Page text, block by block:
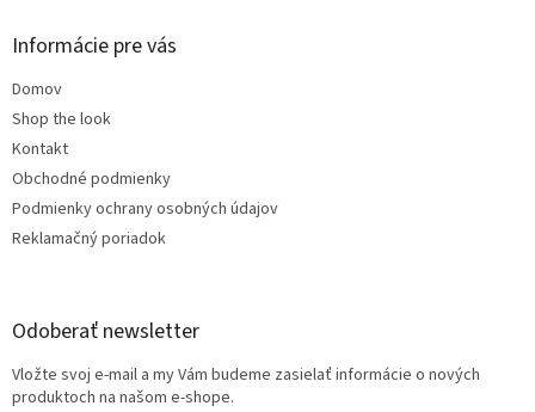
Informácie pre vás
Domov
Shop the look
Kontakt
Obchodné podmienky
Podmienky ochrany osobných údajov
Reklamačný poriadok
Odoberať newsletter
Vložte svoj e-mail a my Vám budeme zasielať informácie o nových
produktoch na našom e-shope.